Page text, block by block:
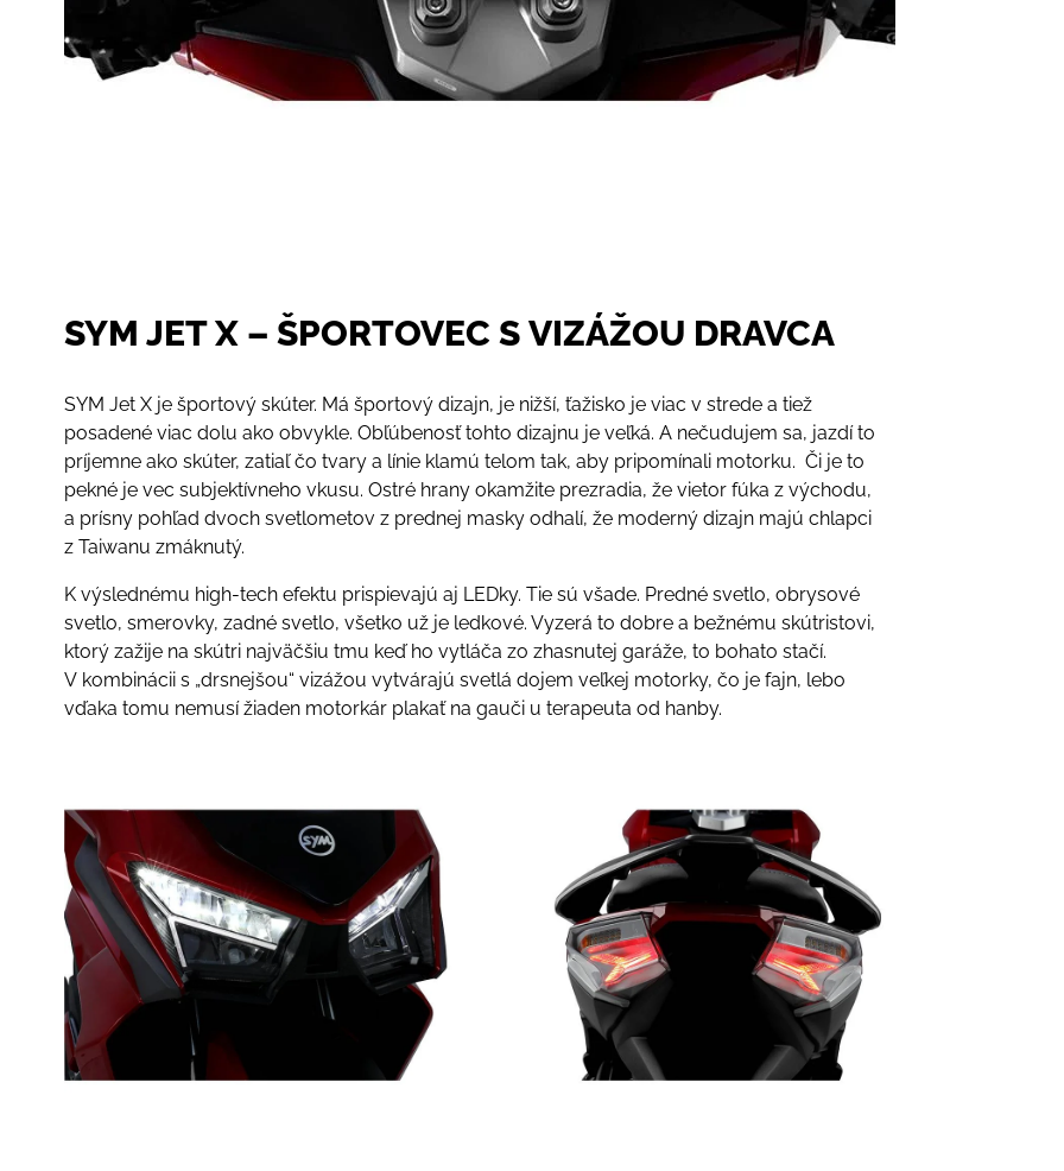
SYM JET X – ŠPORTOVEC S VIZÁŽOU DRAVCA
SYM Jet X je športový skúter. Má športový dizajn, je nižší, ťažisko je viac v strede a tiež
posadené viac dolu ako obvykle. Obľúbenosť tohto dizajnu je veľká. A nečudujem sa, jazdí to
príjemne ako skúter, zatiaľ čo tvary a línie klamú telom tak, aby pripomínali motorku. Či je to
pekné je vec subjektívneho vkusu. Ostré hrany okamžite prezradia, že vietor fúka z východu,
a prísny pohľad dvoch svetlometov z prednej masky odhalí, že moderný dizajn majú chlapci
z Taiwanu zmáknutý.
K výslednému high-tech efektu prispievajú aj LEDky. Tie sú všade. Predné svetlo, obrysové
svetlo, smerovky, zadné svetlo, všetko už je ledkové. Vyzerá to dobre a bežnému skútristovi,
ktorý zažije na skútri najväčšiu tmu keď ho vytláča zo zhasnutej garáže, to bohato stačí.
V kombinácii s „drsnejšou“ vizážou vytvárajú svetlá dojem veľkej motorky, čo je fajn, lebo
vďaka tomu nemusí žiaden motorkár plakať na gauči u terapeuta od hanby.